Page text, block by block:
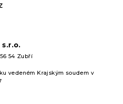
54 Zubří
vedeném Krajským soudem v